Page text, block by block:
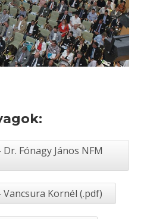
Fónagy János NFM
Vancsura Kornél (.pdf)